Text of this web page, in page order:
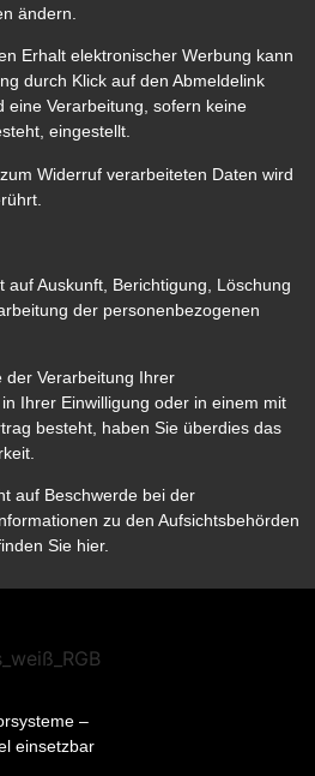
ändern.
Erhalt elektronischer Werbung kann
durch Klick auf den Abmeldelink
eine Verarbeitung, sofern keine
eingestellt.
Widerruf verarbeiteten Daten wird
auf Auskunft, Berichtigung, Löschung
der personenbezogenen
der Verarbeitung Ihrer
Ihrer Einwilligung oder in einem mit
besteht, haben Sie überdies das
auf Beschwerde bei der
zu den Aufsichtsbehörden
Sie hier.
–
einsetzbar